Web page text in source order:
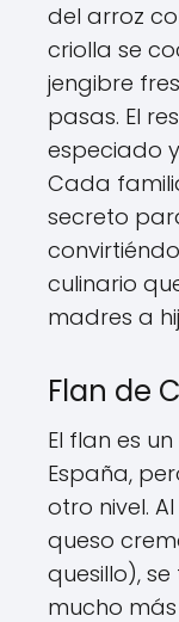
del arroz
criolla se
jengibre
pasas. El
especiado
Cada
secreto
culinario
madres a
Flan de
El flan es
España,
otro nivel.
queso
quesillo),
mucho